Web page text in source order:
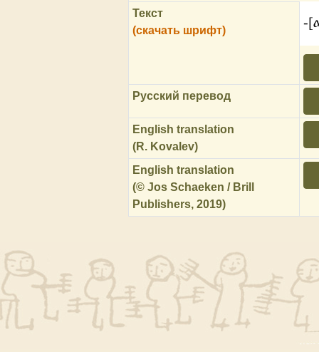
Текст
(скачать шрифт)
-
Русский перевод
English translation
(R. Kovalev)
English translation
(© Jos Schaeken / Brill
Publishers, 2019)